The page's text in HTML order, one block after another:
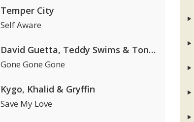
Temper City
Self Aware
David Guetta, Teddy Swims & Tones And I
Gone Gone Gone
Kygo, Khalid & Gryffin
Save My Love